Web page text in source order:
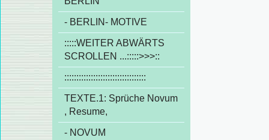
- BERLIN- MOTIVE
:::::WEITER ABWÄRTS
SCROLLEN ...:::::>>>::
::::::::::::::::::::::::::::::::::
TEXTE.1: Sprüche Novum
, Resume,
- NOVUM